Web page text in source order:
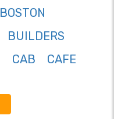
BOSTON
BUILDERS
CAB
CAFE